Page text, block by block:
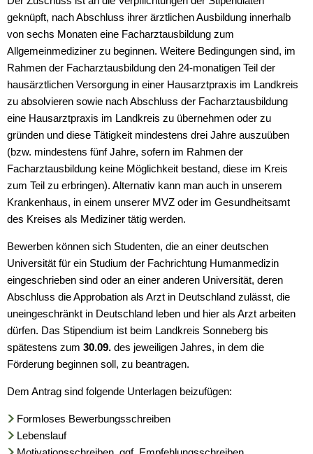
geknüpft, nach Abschluss ihrer ärztlichen Ausbildung innerhalb
von sechs Monaten eine Facharztausbildung zum
Allgemeinmediziner zu beginnen. Weitere Bedingungen sind, im
Rahmen der Facharztausbildung den 24-monatigen Teil der
hausärztlichen Versorgung in einer Hausarztpraxis im Landkreis
zu absolvieren sowie nach Abschluss der Facharztausbildung
eine Hausarztpraxis im Landkreis zu übernehmen oder zu
gründen und diese Tätigkeit mindestens drei Jahre auszuüben
(bzw. mindestens fünf Jahre, sofern im Rahmen der
Facharztausbildung keine Möglichkeit bestand, diese im Kreis
zum Teil zu erbringen). Alternativ kann man auch in unserem
Krankenhaus, in einem unserer MVZ oder im Gesundheitsamt
des Kreises als Mediziner tätig werden.
Bewerben können sich Studenten, die an einer deutschen
Universität für ein Studium der Fachrichtung Humanmedizin
eingeschrieben sind oder an einer anderen Universität, deren
Abschluss die Approbation als Arzt in Deutschland zulässt, die
uneingeschränkt in Deutschland leben und hier als Arzt arbeiten
dürfen. Das Stipendium ist beim Landkreis Sonneberg bis
spätestens zum 30.09. des jeweiligen Jahres, in dem die
Förderung beginnen soll, zu beantragen.
Dem Antrag sind folgende Unterlagen beizufügen:
Formloses Bewerbungsschreiben
Lebenslauf